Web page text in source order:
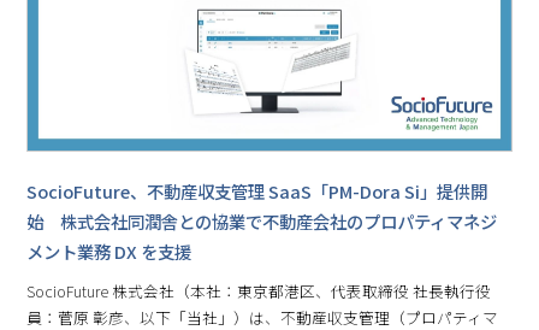
SocioFuture、不動産収⽀管理 SaaS「PM-Dora Si」提供開
始 株式会社同潤舎との協業で不動産会社のプロパティマネジ
メント業務 DX を支援
SocioFuture 株式会社（本社：東京都港区、代表取締役 社⻑執⾏役
員：菅原 彰彦、以下「当社」）は、不動産収支管理（プロパティマ